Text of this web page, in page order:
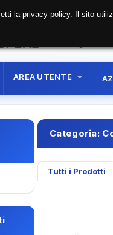
AREA UTENTE
Categoria:
Tutti i Prodotti
la privacy policy. Il sito